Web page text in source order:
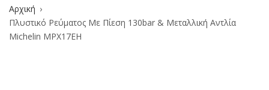
Breadcrumb
Αρχική
Πλυστικό Ρεύματος Mε Πίεση 130bar & Μεταλλική Αντλία
Michelin MPX17EH